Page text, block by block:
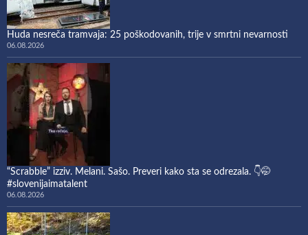
Huda nesreča tramvaja: 25 poškodovanih, trije v smrtni nevarnosti
06.08.2026
“Scrabble” izziv. Melani. Sašo. Preveri kako sta se odrezala. 👇🤭
#slovenijaimatalent
06.08.2026